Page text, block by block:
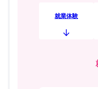
就業体験